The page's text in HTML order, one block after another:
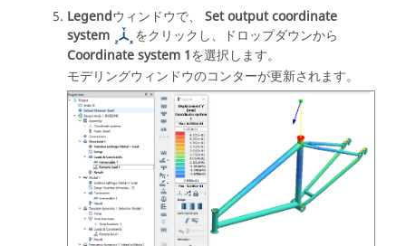
Legendウィンドウで、 Set output coordinate
system
をクリックし、ドロップダウンから
Coordinate system 1を選択します。
モデリングウィンドウのコンターが更新されます。